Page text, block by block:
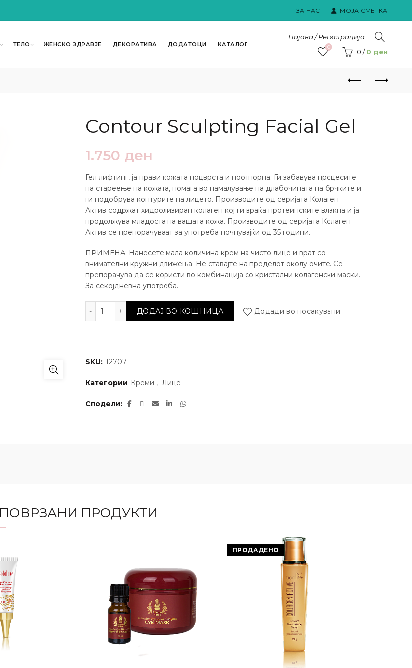
ЗА НАС МОЈА СМЕТКА
ТЕЛО ЖЕНСКО ЗДРАВЈЕ ДЕКОРАТИВА ДОДАТОЦИ КАТАЛОГ
Најава / Регистрација
0
0 / 0 ден
Contour Sculpting Facial Gel
1.750 ден
Гел лифтинг, ја прави кожата поцврста и поотпорна. Ги забавува процесите
на стареење на кожата, помага во намалување на длабочината на брчките и
ги подобрува контурите на лицето. Производите од серијата Колаген
Актив содржат хидролизиран колаген кој ги враќа протеинските влакна и ја
продолжува младоста на вашата кожа. Производите од серијата Колаген
Актив се препорачуваат за употреба почнувајќи од 35 години.
ПРИМЕНА: Нанесете мала количина крем на чисто лице и врат со
внимателни кружни движења. Не ставајте на пределот околу очите. Се
препорачува да се користи во комбинација со кристални колагенски маски.
За секојдневна употреба.
Contour Sculpting Facial Gel количина
ДОДАЈ ВО КОШНИЦА Додади во посакувани
SKU: 12707
Категории Креми , Лице
Сподели
ПОВРЗАНИ ПРОДУКТИ
ПРОДАДЕНО